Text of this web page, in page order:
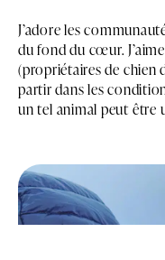
J’adore les
du fond du cœur.
(propriétaires de chien
partir dans les
un tel animal peut être